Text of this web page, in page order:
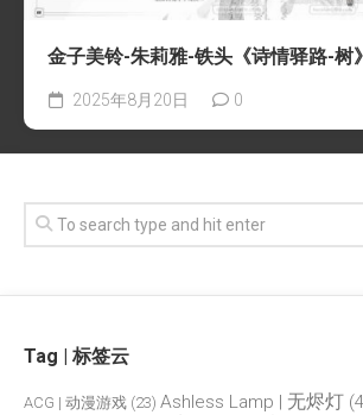
金子美铃-朱莉雅-铁头《诗情驿路-树》
2025年8月20日 0
Tag | 标签云
ACG | 动漫游戏 (23) Ashless Lamp | 无烬灯